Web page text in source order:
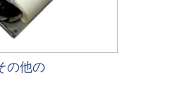
の他の